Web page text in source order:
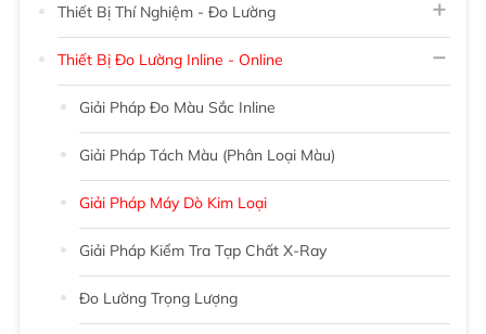
Thiết Bị Thí Nghiệm - Đo Lường
Thiết Bị Đo Lường Inline - Online
Giải Pháp Đo Màu Sắc Inline
Giải Pháp Tách Màu (phân Loại Màu)
Giải Pháp Máy Dò Kim Loại
Giải Pháp Kiểm Tra Tạp Chất X-Ray
Đo Lường Trọng Lượng